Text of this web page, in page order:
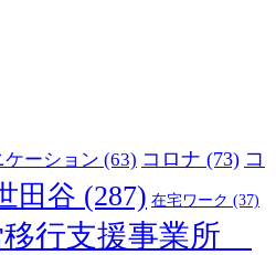
ケーション (63) コロナ (73) コ
田谷 (287) 在宅ワーク (37)
移行支援事業所